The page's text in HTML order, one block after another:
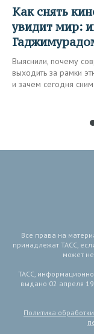
Как снять кино о Дагестане, которое
увидит мир:
Выяснили, почему
выходить за рамки
и зачем сегодня
Все права на
принадлежат ТАСС,
может
ТАСС,
выдано 02 апреля
Политика